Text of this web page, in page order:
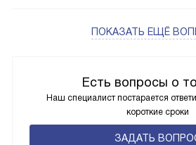
Есть вопросы о
Наш специалист постарается
короткие сроки
ЗАДАТЬ
ПОКАЗАТЬ ЕЩЁ